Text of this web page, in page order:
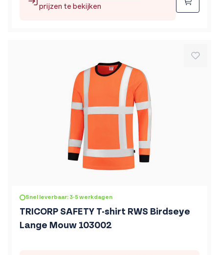
prijzen te bekijken
Snel leverbaar: 3-5 werkdagen
TRICORP SAFETY T-shirt RWS Birdseye
Lange Mouw 103002
De prijs is afhankelijk van de gekozen opties op de